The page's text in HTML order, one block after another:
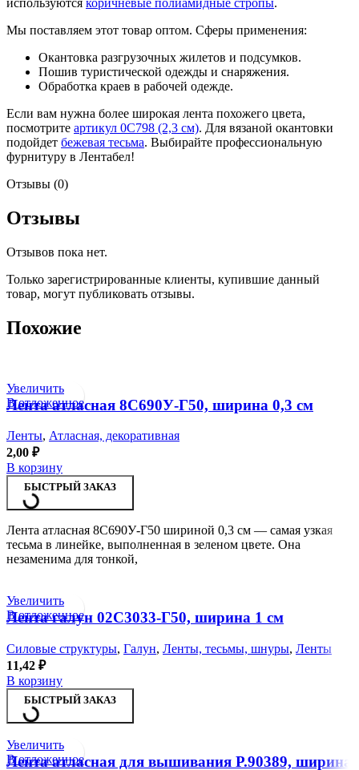
используются коричневые полиамидные стропы.
Мы поставляем этот товар оптом. Сферы применения:
Окантовка разгрузочных жилетов и подсумков.
Пошив туристической одежды и снаряжения.
Обработка краев в рабочей одежде.
Если вам нужна более широкая лента похожего цвета,
посмотрите артикул 0С798 (2,3 см). Для вязаной окантовки
подойдет бежевая тесьма. Выбирайте профессиональную
фурнитуру в Лентабел!
Отзывы (0)
Отзывы
Отзывов пока нет.
Только зарегистрированные клиенты, купившие данный
товар, могут публиковать отзывы.
Похожие
Увеличить
В отложенное
Лента атласная 8С690У-Г50, ширина 0,3 см
Ленты, Атласная, декоративная
2,00 ₽
В корзину
БЫСТРЫЙ ЗАКАЗ
Лента атласная 8С690У-Г50 шириной 0,3 см — самая узкая
тесьма в линейке, выполненная в зеленом цвете. Она
незаменима для тонкой,
Увеличить
В отложенное
Лента галун 02С3033-Г50, ширина 1 см
Силовые структуры, Галун, Ленты, тесьмы, шнуры, Ленты
11,42 ₽
В корзину
БЫСТРЫЙ ЗАКАЗ
Увеличить
В отложенное
Лента атласная для вышивания Р.90389, ширина